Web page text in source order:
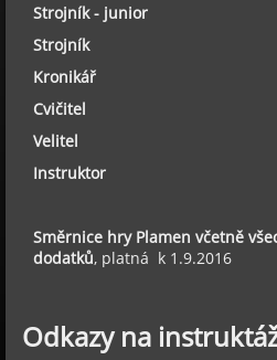
Strojník - junior
Strojník
Kronikář
Cvičitel
Velitel
Instruktor
Směrnice hry Plamen včetně
dodatků, platná k 1.9.2016
Odkazy na